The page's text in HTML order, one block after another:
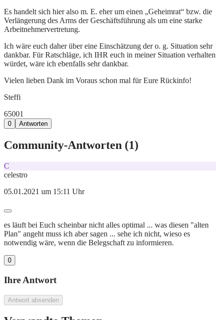
Es handelt sich hier also m. E. eher um einen „Geheimrat“ bzw. die
Verlängerung des Arms der Geschäftsführung als um eine starke
Arbeitnehmervertretung.
Ich wäre euch daher über eine Einschätzung der o. g. Situation sehr
dankbar. Für Ratschläge, ich IHR euch in meiner Situation verhalten
würdet, wäre ich ebenfalls sehr dankbar.
Vielen lieben Dank im Voraus schon mal für Eure Rückinfo!
Steffi
65001
0 Antworten
Community-Antworten (1)
C
celestro
05.01.2021 um 15:11 Uhr
es läuft bei Euch scheinbar nicht alles optimal ... was diesen "alten
Plan" angeht muss ich aber sagen ... sehe ich nicht, wieso es
notwendig wäre, wenn die Belegschaft zu informieren.
0
Ihre Antwort
Antwort absenden